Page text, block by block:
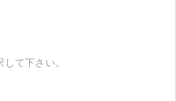
て下さい。